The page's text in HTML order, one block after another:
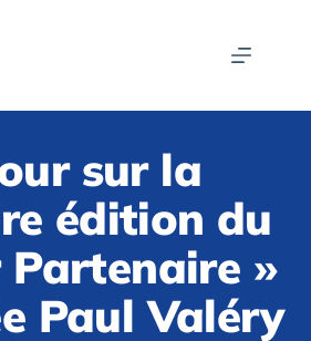
sur la
édition du
Partenaire »
Paul Valéry